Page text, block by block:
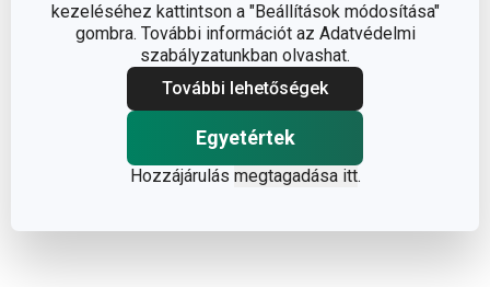
kezeléséhez kattintson a "Beállítások módosítása"
gombra. További információt az Adatvédelmi
szabályzatunkban olvashat.
További lehetőségek
Egyetértek
Hozzájárulás megtagadása itt.